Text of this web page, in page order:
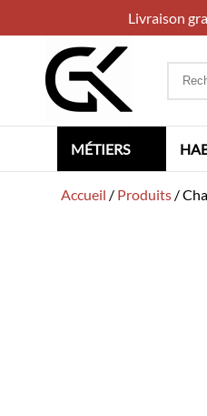
Livraison
MÉTIERS
Accueil / Produits /